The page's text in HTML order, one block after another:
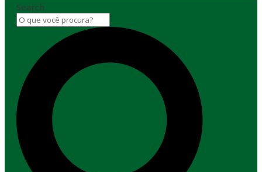
Search